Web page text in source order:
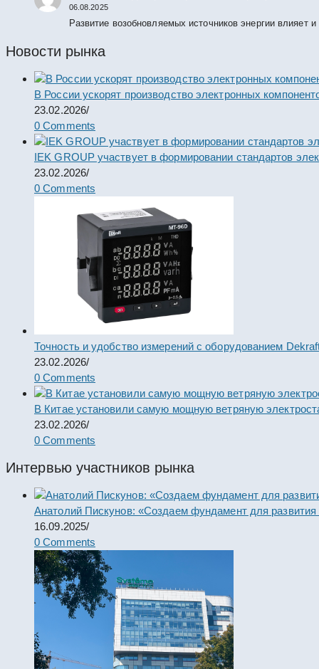
06.08.2025
Развитие возобновляемых источников энергии влияет
Новости рынка
В России ускорят производство электронных
23.02.2026/
0 Comments
IEK GROUP участвует в формировании стандартов
23.02.2026/
0 Comments
Точность и удобство измерений с оборудованием
23.02.2026/
0 Comments
В Китае установили самую мощную ветряную
23.02.2026/
0 Comments
Интервью участников рынка
Анатолий Пискунов: «Создаем фундамент для развития
16.09.2025/
0 Comments